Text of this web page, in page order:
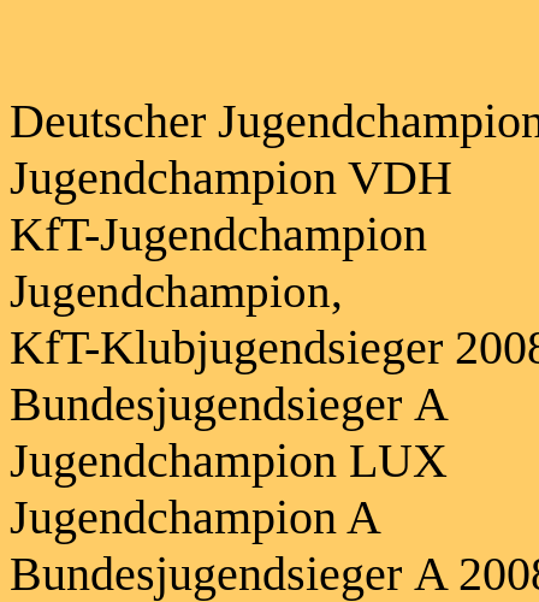
Deutscher
Jugendchampion VDH
KfT-
Jugendchampion,
KfT-
Bundesjugendsieger A
Jugendchampion A
Bundesjugendsieger A